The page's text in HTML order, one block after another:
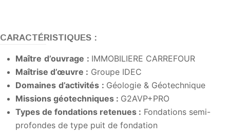
CARACTÉRISTIQUES :
Maître d’ouvrage : IMMOBILIERE CARREFOUR
Maîtrise d’œuvre : Groupe IDEC
Domaines d’activités : Géologie & Géotechnique
Missions géotechniques : G2AVP+PRO
Types de fondations retenues : Fondations semi-
profondes de type puit de fondation